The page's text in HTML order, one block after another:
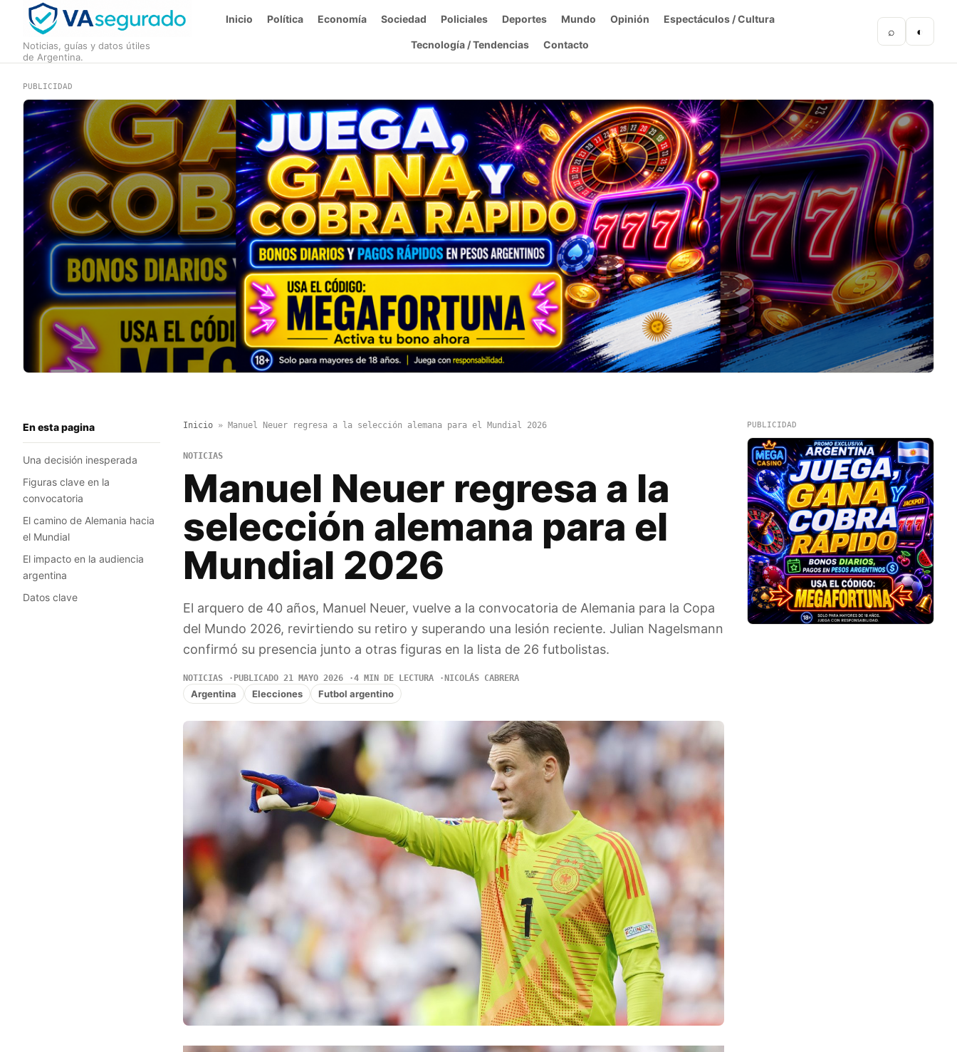
Noticias, guías y datos útiles
de Argentina.
Inicio Política Economía Sociedad Policiales Deportes Mundo Opinión Espectáculos / Cultura
Tecnología / Tendencias Contacto
⌕ ◐
PUBLICIDAD
En esta pagina
Una decisión inesperada
Figuras clave en la
convocatoria
El camino de Alemania hacia
el Mundial
El impacto en la audiencia
argentina
Datos clave
Inicio» Manuel Neuer regresa a la selección alemana para el Mundial 2026
NOTICIAS
Manuel Neuer regresa a la
selección alemana para el
Mundial 2026
El arquero de 40 años, Manuel Neuer, vuelve a la convocatoria de Alemania para la Copa
del Mundo 2026, revirtiendo su retiro y superando una lesión reciente. Julian Nagelsmann
confirmó su presencia junto a otras figuras en la lista de 26 futbolistas.
NOTICIAS PUBLICADO 21 MAYO 2026 4 MIN DE LECTURA NICOLÁS CABRERA
Argentina Elecciones Futbol argentino
PUBLICIDAD